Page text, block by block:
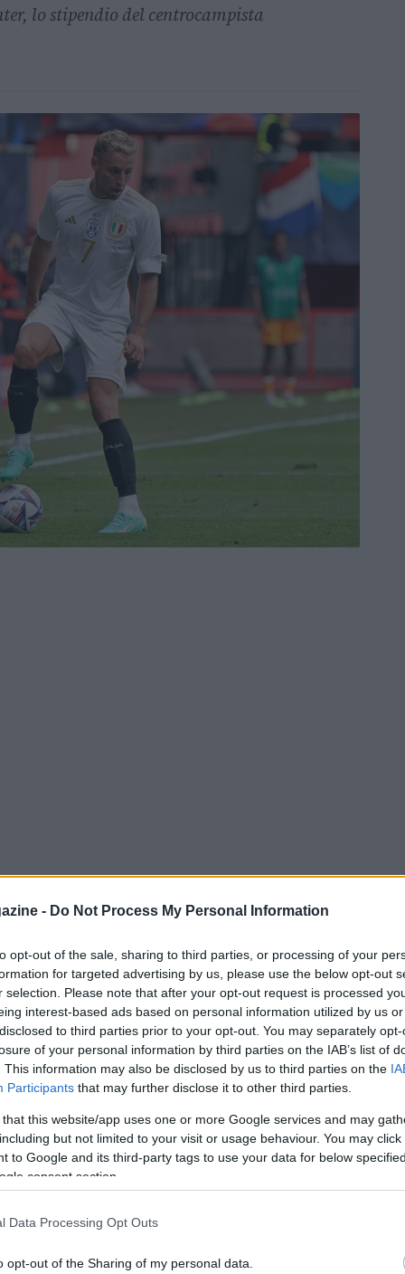
- Do Not Process My Personal Information
opt-out of the sale, sharing to third parties, or processing of your
for targeted advertising by us, please use the below opt-out
selection. Please note that after your opt-out request is processed
interest-based ads based on personal information utilized by us
to third parties prior to your opt-out. You may separately
of your personal information by third parties on the IAB’s list of
This information may also be disclosed by us to third parties on the
Participants that may further disclose it to other third parties.
that this website/app uses one or more Google services and may
but not limited to your visit or usage behaviour. You may
to Google and its third-party tags to use your data for below
consent section.
Data Processing Opt Outs
opt-out of the Sharing of my personal data.
lo stipendio del centrocampista
fine la vendita di
Frattesi, che ha firmato con l’ Inter.
delMilanin particolare, e delle altre big
migliori prospetti del calcio italiano, che
qualità importanti anche dopo la
vedere comeInzaghi comporrà il
sarannoBarellae Frattesi.